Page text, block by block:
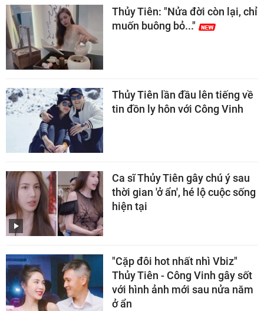
Thủy Tiên: "Nửa đời còn lại, chỉ
muốn buông bỏ..."
Thủy Tiên lần đầu lên tiếng về
tin đồn ly hôn với Công Vinh
Ca sĩ Thủy Tiên gây chú ý sau
thời gian 'ở ẩn', hé lộ cuộc sống
hiện tại
"Cặp đôi hot nhất nhì Vbiz"
Thủy Tiên - Công Vinh gây sốt
với hình ảnh mới sau nửa năm
ở ẩn